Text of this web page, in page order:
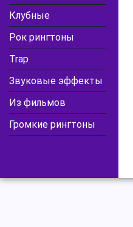
Клубные
Рок рингтоны
Trap
Звуковые эффекты
Из фильмов
Громкие рингтоны